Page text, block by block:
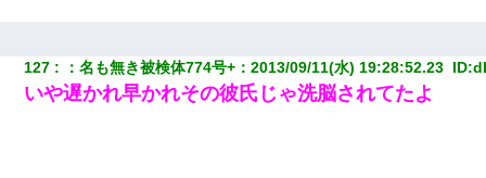
127 ：名も無き被検体774号+ ：2013/09/11(水) 19:28:52.23 ID:
いや遅かれ早かれその彼氏じゃ洗脳されてたよ